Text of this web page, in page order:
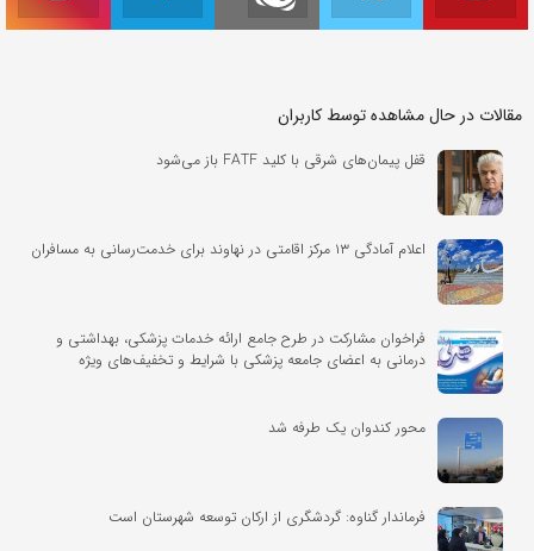
مقالات در حال مشاهده توسط کاربران
قفل پیمان‌های شرقی با کلید FATF باز می‌شود
اعلام آمادگی ۱۳ مرکز اقامتی در نهاوند برای خدمت‌رسانی به مسافران
فراخوان مشارکت در طرح جامع ارائه خدمات پزشکی، بهداشتی و
درمانی به اعضای جامعه پزشکی با شرایط و تخفیف‌های ویژه
محور کندوان یک طرفه شد
فرماندار گناوه: گردشگری از ارکان توسعه شهرستان است